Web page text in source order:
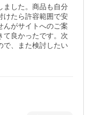
ました。商品も自分
けたら許容範囲で安
んがサイトへのご案
て良かったです。次
で、また検討したい